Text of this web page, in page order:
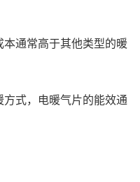
通常高于其他类型的暖
式，电暖气片的能效通